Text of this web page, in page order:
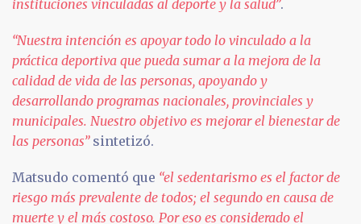
instituciones vinculadas al deporte y la salud”.
“Nuestra intención es apoyar todo lo vinculado a la
práctica deportiva que pueda sumar a la mejora de la
calidad de vida de las personas, apoyando y
desarrollando programas nacionales, provinciales y
municipales. Nuestro objetivo es mejorar el bienestar de
las personas”sintetizó.
Matsudo comentó que “el sedentarismo es el factor de
riesgo más prevalente de todos; el segundo en causa de
muerte y el más costoso. Por eso es considerado el